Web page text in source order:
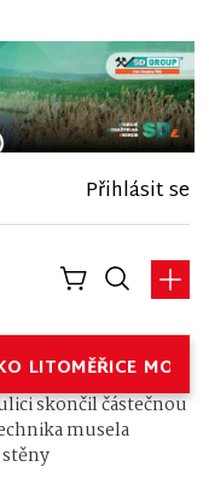
Přihlásit se
LITOMĚŘICE
skončil částečnou
musela